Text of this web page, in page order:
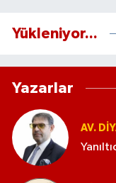
Yükleniyor...
Yazarlar
AV.